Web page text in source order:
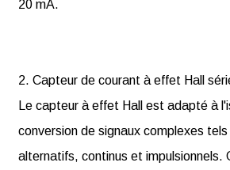
20 mA.
2. Capteur de courant à effet Hall
Le capteur à effet Hall est adapté à
conversion de signaux complexes
alternatifs, continus et impulsionnels.